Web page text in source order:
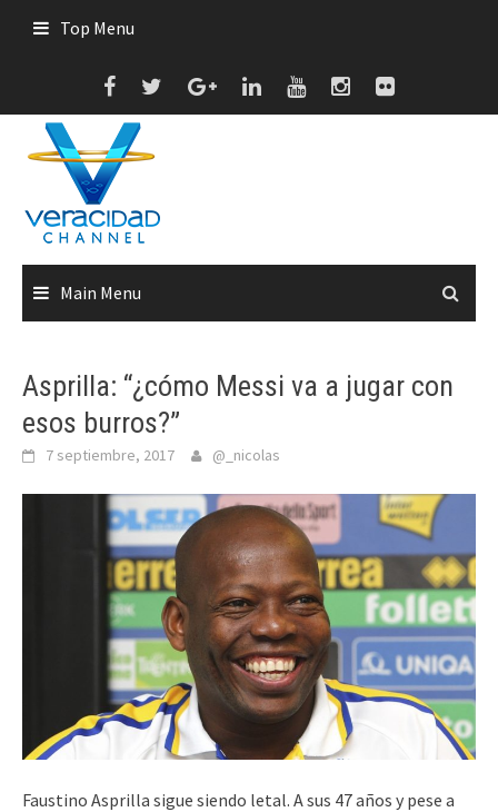
Top Menu
Main Menu
Asprilla: “¿cómo Messi va a jugar con
esos burros?”
7 septiembre, 2017 @_nicolas
Faustino Asprilla sigue siendo letal. A sus 47 años y pese a